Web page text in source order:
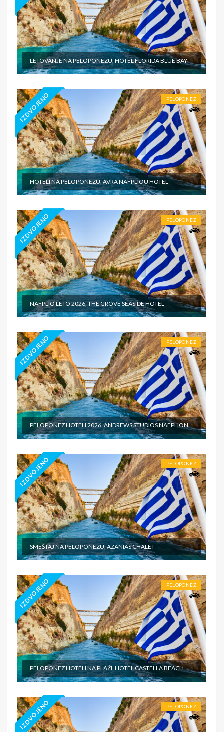
LETOVANJE NA PELOPONEZU, HOTEL FLORIDA BLUE BAY
IZDVOJENO PELOPONEZ
HOTELI NA PELOPONEZU, AVRA NAFPLIOU HOTEL
IZDVOJENO PELOPONEZ
NAFPLIO LETO 2026, THE GROVE SEASIDE HOTEL
IZDVOJENO PELOPONEZ
PELOPONEZ HOTELI 2026, ANDREWS STUDIOS NAFPLION
IZDVOJENO PELOPONEZ
SMEŠTAJ NA PELOPONEZU, AZANIAS CHALET
IZDVOJENO PELOPONEZ
PELOPONEZ HOTELI NA PLAŽI, HOTEL CASTELLA BEACH
IZDVOJENO PELOPONEZ